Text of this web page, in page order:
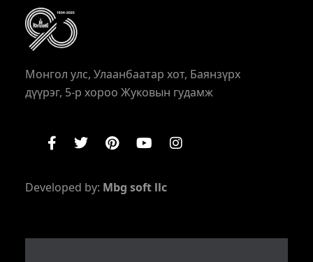
Монгол улс, Улаанбаатар хот, Баянзүрх
дүүрэг, 5-р хороо Жуковын гудамж
Developed by: Mbg soft llc